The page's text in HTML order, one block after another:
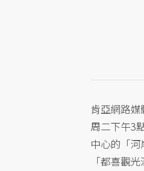
肯亞網路
周二下午3
中心的「
「都喜觀